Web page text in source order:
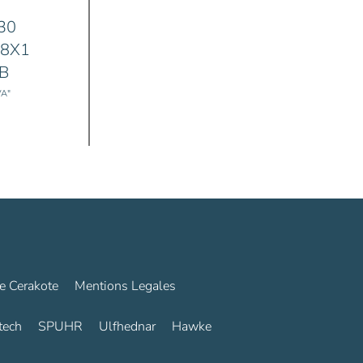
Cerakote Mentions Legales
SPUHR Ulfhednar Hawke